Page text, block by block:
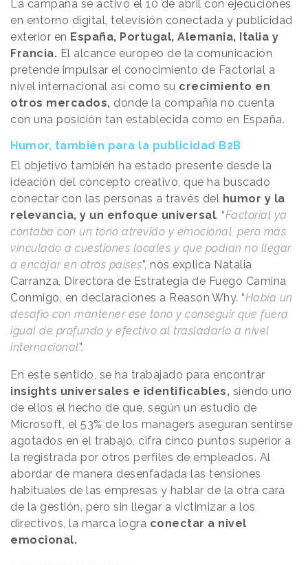
La campaña se activó el 10 de abril con ejecuciones
en entorno digital, televisión conectada y publicidad
exterior en España, Portugal, Alemania, Italia y
Francia. El alcance europeo de la comunicación
pretende impulsar el conocimiento de Factorial a
nivel internacional así como su crecimiento en
otros mercados, donde la compañía no cuenta
con una posición tan establecida como en España.
Humor, también para la publicidad B2B
El objetivo también ha estado presente desde la
ideación del concepto creativo, que ha buscado
conectar con las personas a través del humor y la
relevancia, y un enfoque universal. “Factorial ya
contaba con un tono atrevido y emocional, pero más
vinculado a cuestiones locales y que podían no llegar
a encajar en otros países”, nos explica Natalia
Carranza, Directora de Estrategia de Fuego Camina
Conmigo, en declaraciones a Reason Why. “Había un
desafío con mantener ese tono y conseguir que fuera
igual de profundo y efectivo al trasladarlo a nivel
internacional”.
En este sentido, se ha trabajado para encontrar
insights universales e identificables, siendo uno
de ellos el hecho de que, según un estudio de
Microsoft, el 53% de los managers aseguran sentirse
agotados en el trabajo, cifra cinco puntos superior a
la registrada por otros perfiles de empleados. Al
abordar de manera desenfadada las tensiones
habituales de las empresas y hablar de la otra cara
de la gestión, pero sin llegar a victimizar a los
directivos, la marca logra conectar a nivel
emocional.